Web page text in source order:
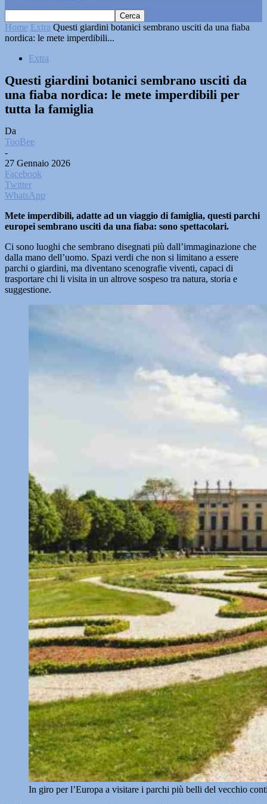
Home Extra Questi giardini botanici sembrano usciti da una fiaba
nordica: le mete imperdibili...
Extra
Questi giardini botanici sembrano usciti da
una fiaba nordica: le mete imperdibili per
tutta la famiglia
Da
TooBee
-
27 Gennaio 2026
Facebook
Twitter
WhatsApp
Mete imperdibili, adatte ad un viaggio di famiglia, questi parchi
europei sembrano usciti da una fiaba: sono spettacolari.
Ci sono luoghi che sembrano disegnati più dall’immaginazione che
dalla mano dell’uomo. Spazi verdi che non si limitano a essere
parchi o giardini, ma diventano scenografie viventi, capaci di
trasportare chi li visita in un altrove sospeso tra natura, storia e
suggestione.
In giro per l’Europa a visitare i parchi più belli del vecchio